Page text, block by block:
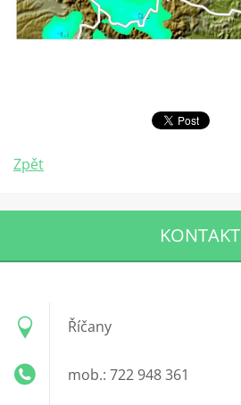
Zpět
KONTAKT
Říčany
mob.: 722 948 361